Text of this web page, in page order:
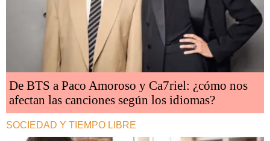
De BTS a Paco Amoroso y Ca7riel: ¿cómo nos
afectan las canciones según los idiomas?
SOCIEDAD Y TIEMPO LIBRE